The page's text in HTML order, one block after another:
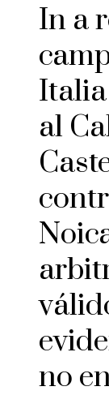
In a
al
no